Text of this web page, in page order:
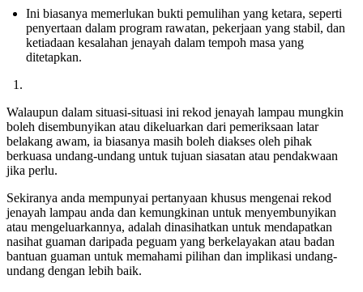
Ini biasanya memerlukan bukti pemulihan yang ketara, seperti
penyertaan dalam program rawatan, pekerjaan yang stabil, dan
ketiadaan kesalahan jenayah dalam tempoh masa yang
ditetapkan.
Walaupun dalam situasi-situasi ini rekod jenayah lampau mungkin
boleh disembunyikan atau dikeluarkan dari pemeriksaan latar
belakang awam, ia biasanya masih boleh diakses oleh pihak
berkuasa undang-undang untuk tujuan siasatan atau pendakwaan
jika perlu.
Sekiranya anda mempunyai pertanyaan khusus mengenai rekod
jenayah lampau anda dan kemungkinan untuk menyembunyikan
atau mengeluarkannya, adalah dinasihatkan untuk mendapatkan
nasihat guaman daripada peguam yang berkelayakan atau badan
bantuan guaman untuk memahami pilihan dan implikasi undang-
undang dengan lebih baik.